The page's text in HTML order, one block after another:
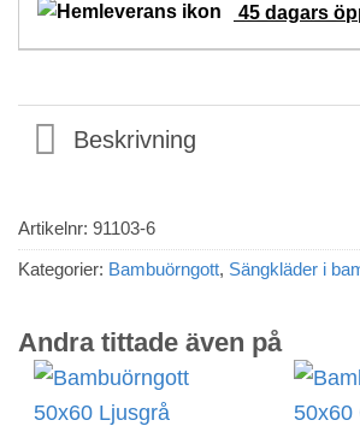
45 dagars
Beskrivning
Artikelnr: 91103-6
Kategorier: Bambuörngott, Sängkläder i
Andra tittade även på